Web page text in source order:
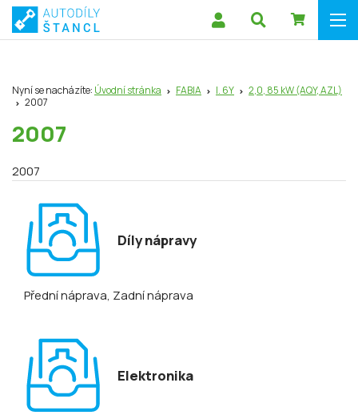
Nyní se nacházíte: Úvodní stránka FABIA I. 6Y
2,0, 85 kW (AQY, AZL)
2007
2007
2007
Díly nápravy
Přední náprava, Zadní náprava
Elektronika